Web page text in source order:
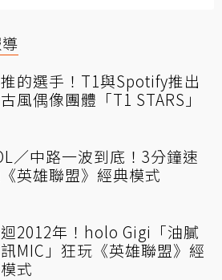
的選手！T1與Spotify推出
風偶像團體「T1 STARS」
／中路一波到底！3分鐘速
英雄聯盟》經典模式
2012年！holo Gigi「油膩
MIC」狂玩《英雄聯盟》經
式